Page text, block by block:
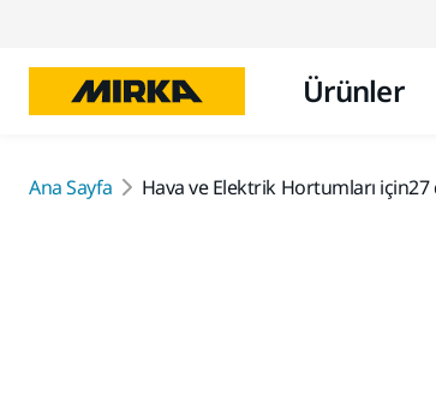
Ürünler
Ana Sayfa Hava ve Elektrik Hortumları